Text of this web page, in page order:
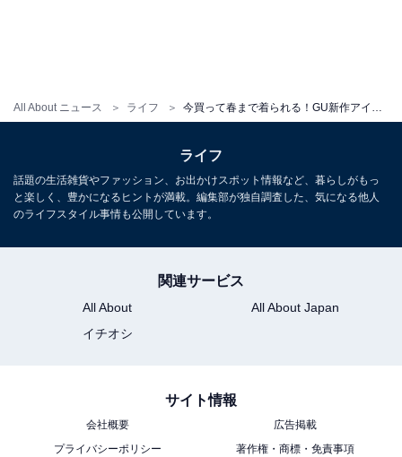
All About ニュース ライフ
ックニットワンピース。膝が隠れる長め丈なので、どん
な着こなしをしても若い感じにならないのが、大人の女
と、パステル系グリーンの爽やかなカラーが揃います。
柔らかな素材ですが、体にぴったりし過ぎないシルエッ
トなのでリラックスして着られます。重ね着もしやす
裏起毛、ハリのある素材、Vネックでスッキリ見え
ライフ
話題の生活雑貨やファッション、お出かけスポット情報など、暮らしがもっ
と楽しく、豊かになるヒントが満載。編集部が独自調査した、気になる他人
のライフスタイル事情も公開しています。
関連サービス
All About
All About Japan
イチオシ
サイト情報
会社概要
広告掲載
プライバシーポリシー
著作権・商標・免責事項